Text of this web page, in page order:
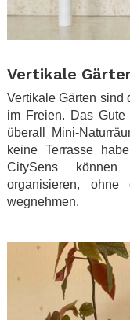
Vertikale
Vertikale Gärten sind
im Freien. Das
überall Mini-
keine Terrasse
CitySens
organisieren,
wegnehmen.